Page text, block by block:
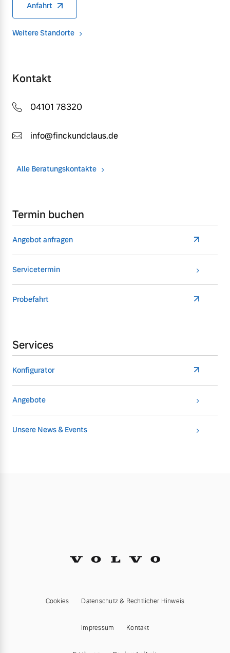
Anfahrt
Weitere Standorte
Kontakt
04101 78320
info@finckundclaus.de
Alle Beratungskontakte
Termin buchen
Angebot anfragen
Servicetermin
Probefahrt
Services
Konfigurator
Angebote
Unsere News & Events
Cookies Datenschutz & Rechtlicher Hinweis
Impressum Kontakt